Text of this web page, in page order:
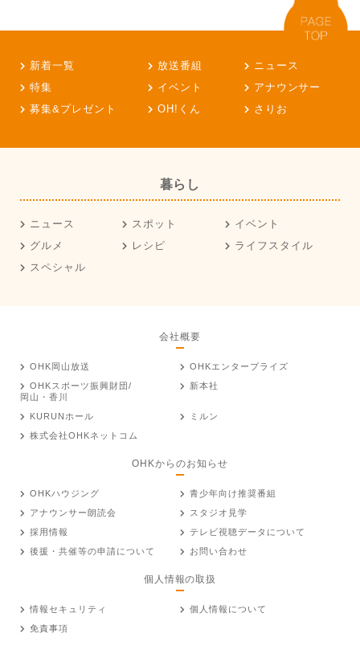
新着一覧 放送番組
ニュース
特集
イベント
アナウンサー
募集&プレゼント
OH!くん さりお
暮らし
ニュース スポット
イベント
グルメ
レシピ
ライフスタイル
スペシャル
会社概要
OHK岡山放送
OHKエンタープライズ
OHKスポーツ振興財団/
岡山・香川
新本社
KURUNホール
ミルン
株式会社OHKネットコム
OHKからのお知らせ
OHKハウジング
青少年向け推奨番組
アナウンサー朗読会
スタジオ見学
採用情報
テレビ視聴データについて
後援・共催等の申請について
お問い合わせ
個人情報の取扱
情報セキュリティ
個人情報について
免責事項